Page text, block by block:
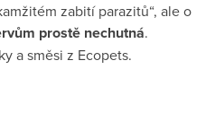
zabití parazitů“, ale o
prostě nechutná.
a směsi z Ecopets.